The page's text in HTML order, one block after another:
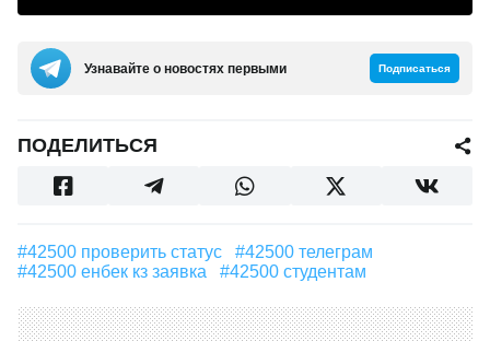
Узнавайте о новостях первыми Подписаться
ПОДЕЛИТЬСЯ
#42500 проверить статус
#42500 телеграм
#42500 енбек кз заявка
#42500 студентам